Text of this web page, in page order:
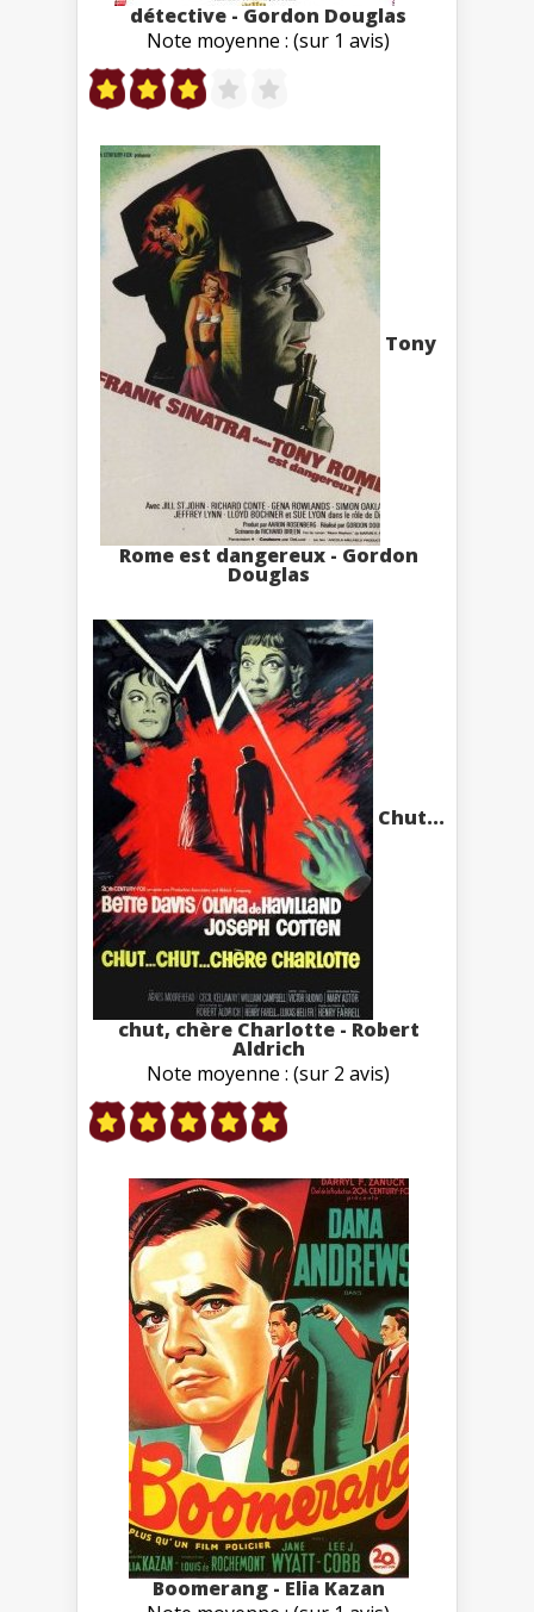
détective - Gordon Douglas
Note moyenne : (sur 1 avis)
Tony
Rome est dangereux - Gordon
Douglas
Chut...
chut, chère Charlotte - Robert
Aldrich
Note moyenne : (sur 2 avis)
Boomerang - Elia Kazan